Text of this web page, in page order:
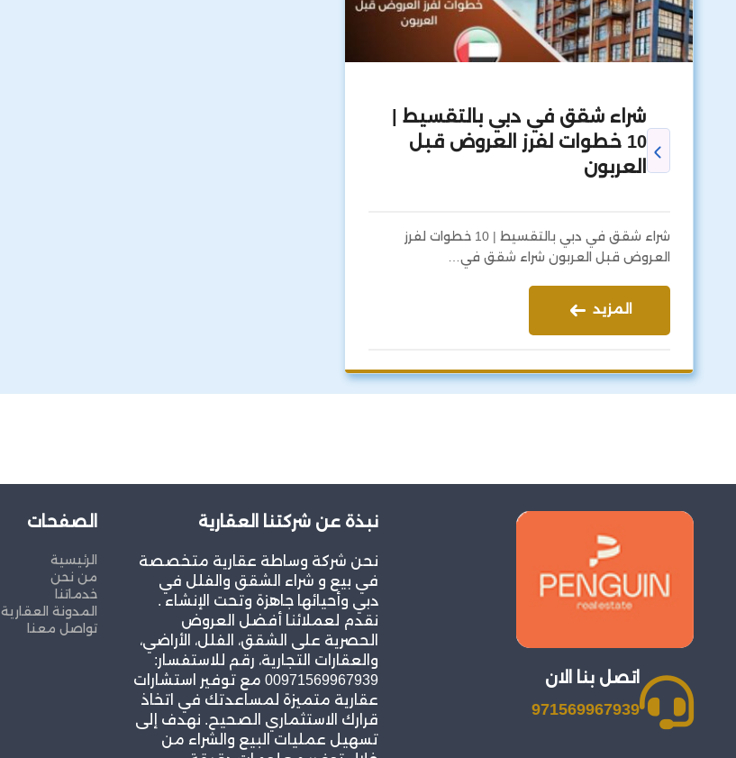
شراء شقق في دبي بالتقسيط |
10 خطوات لفرز العروض قبل
العربون
شراء شقق في دبي بالتقسيط | 10 خطوات لفرز
العروض قبل العربون شراء شقق في…
المزيد
اتصل بنا الان
971569967939
نبذة عن شركتنا العقارية
نحن شركة وساطة عقارية متخصصة
في بيع و شراء الشقق والفلل في
دبي وأحيائها جاهزة وتحت الإنشاء .
نقدم لعملائنا أفضل العروض
الحصرية على الشقق، الفلل، الأراضي،
والعقارات التجارية، رقم للاستفسار:
00971569967939 مع توفير استشارات
عقارية متميزة لمساعدتك في اتخاذ
قرارك الاستثماري الصحيح. نهدف إلى
تسهيل عمليات البيع والشراء من
الصفحات
الرئيسية
من نحن
خدماتنا
المدونة العقارية
تواصل معنا